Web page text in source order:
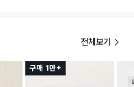
님들
전체보기
구매 1만+